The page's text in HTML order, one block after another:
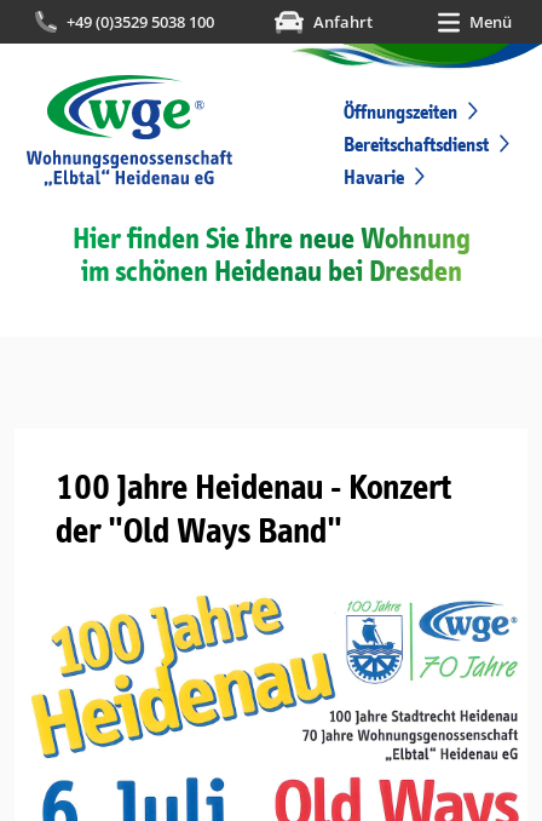
+49 (0)3529 5038 100 Anfahrt Menü
Öffnungszeiten
Bereitschaftsdienst
Havarie
Hier finden Sie Ihre neue Wohnung
im schönen Heidenau bei Dresden
100 Jahre Heidenau - Konzert
der "Old Ways Band"